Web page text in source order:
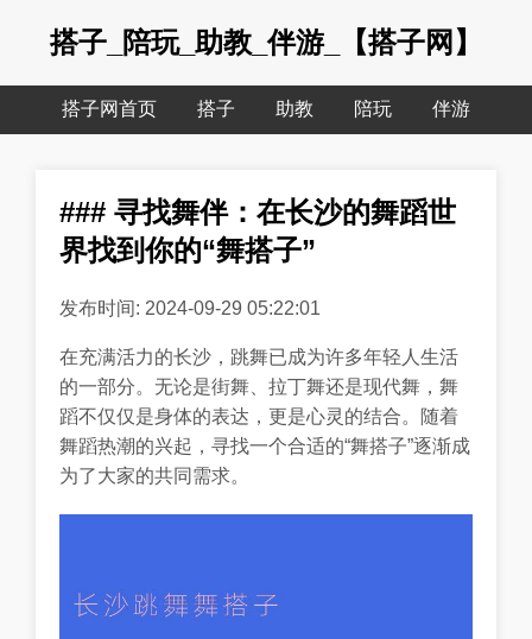
搭子_陪玩_助教_伴游_【搭子网】
搭子网首页 搭子 助教 陪玩 伴游
### 寻找舞伴：在长沙的舞蹈世
界找到你的“舞搭子”
发布时间: 2024-09-29 05:22:01
在充满活力的长沙，跳舞已成为许多年轻人生活
的一部分。无论是街舞、拉丁舞还是现代舞，舞
蹈不仅仅是身体的表达，更是心灵的结合。随着
舞蹈热潮的兴起，寻找一个合适的“舞搭子”逐渐成
为了大家的共同需求。